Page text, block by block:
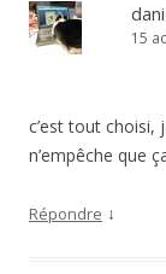
15
c’est tout choisi,
n’empêche que
Répondre ↓